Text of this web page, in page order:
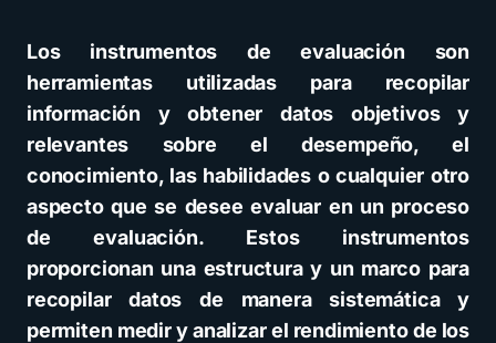
Los instrumentos de evaluación son
herramientas utilizadas para recopilar
información y obtener datos objetivos y
relevantes sobre el desempeño, el
conocimiento, las habilidades o cualquier otro
aspecto que se desee evaluar en un proceso
de evaluación. Estos instrumentos
proporcionan una estructura y un marco para
recopilar datos de manera sistemática y
permiten medir y analizar el rendimiento de los